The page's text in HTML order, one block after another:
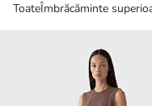
ToateÎmbrăcăminte